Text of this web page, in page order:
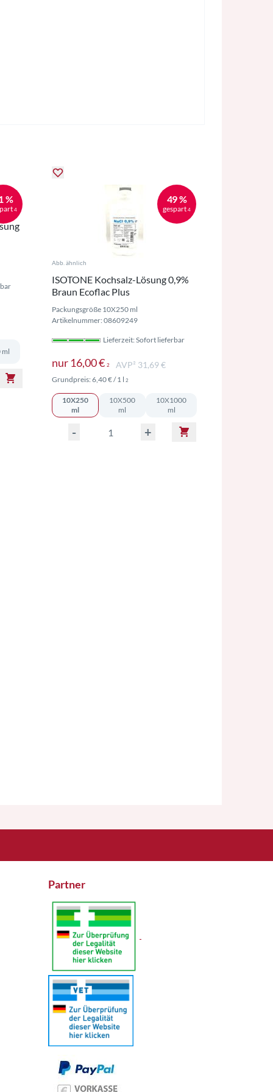
%
4
ggf. zzgl. Versand
ggf. zzgl. Versand
ml
49 %
gespart 4
Abb. ähnlich
ISOTONE Kochsalz-Lösung 0,9%
Braun Ecoflac Plus
Packungsgröße 10X250 ml
Artikelnummer: 08609249
Lieferzeit: Sofort lieferbar
nur 16,00 € 2 Preise inkl. MwSt. ggf. zzgl.
AVP² 31,69 €
Grundpreis:6,40 €/ 1 l 2
10X250
ml
10X500
ml
10X1000
ml
- +
Partner